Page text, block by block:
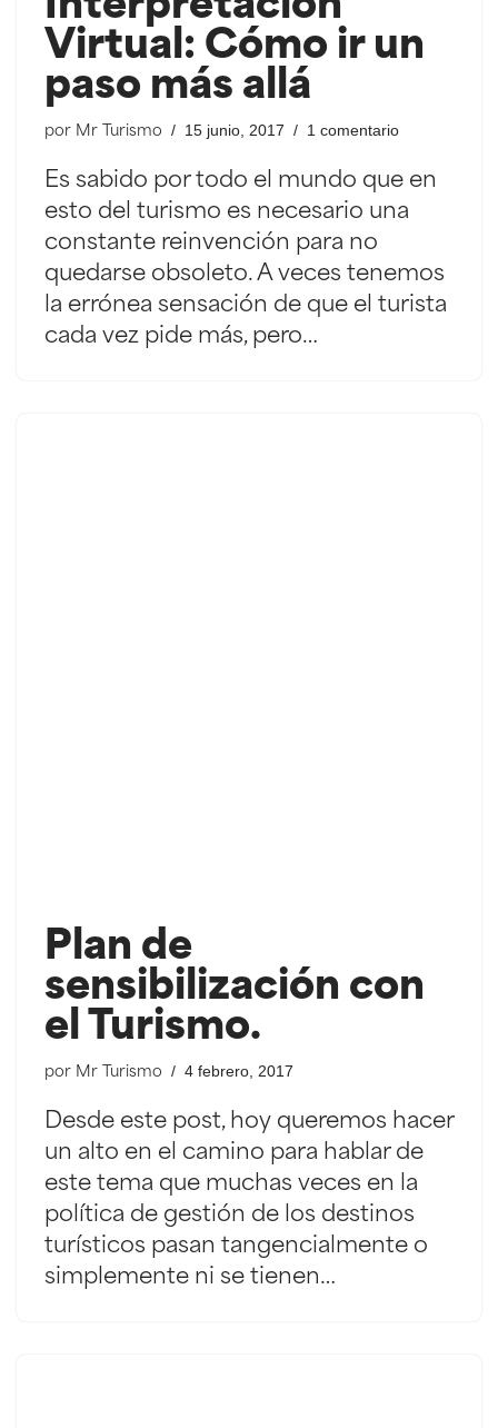
Interpretación
Virtual: Cómo ir un
paso más allá
por Mr Turismo 15 junio, 2017 1 comentario
Es sabido por todo el mundo que en
esto del turismo es necesario una
constante reinvención para no
quedarse obsoleto. A veces tenemos
la errónea sensación de que el turista
cada vez pide más, pero…
Plan de
sensibilización con
el Turismo.
por Mr Turismo 4 febrero, 2017
Desde este post, hoy queremos hacer
un alto en el camino para hablar de
este tema que muchas veces en la
política de gestión de los destinos
turísticos pasan tangencialmente o
simplemente ni se tienen…